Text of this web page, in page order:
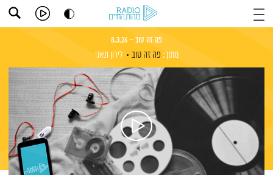
פה זה טוב – 8.3.26
מתוך: פה זה טוב לירון תאני